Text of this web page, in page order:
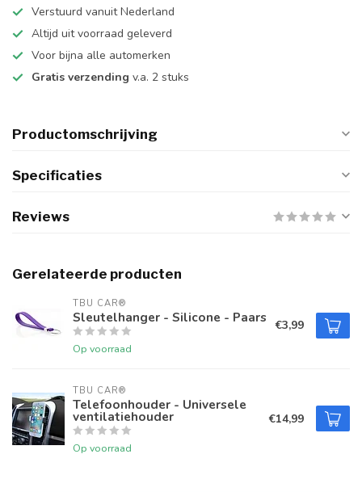
Verstuurd vanuit Nederland
Altijd uit voorraad geleverd
Voor bijna alle automerken
Gratis verzending v.a. 2 stuks
Productomschrijving
Specificaties
Reviews
Gerelateerde producten
TBU CAR®
Sleutelhanger - Silicone - Paars
Op voorraad
€3,99
TBU CAR®
Telefoonhouder - Universele
ventilatiehouder
Op voorraad
€14,99